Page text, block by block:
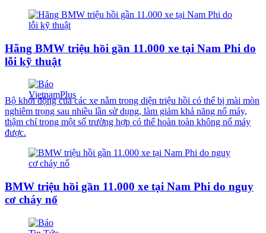
Hãng BMW triệu hồi gần 11.000 xe tại Nam Phi do
lỗi kỹ thuật
Bộ khởi động của các xe nằm trong diện triệu hồi có thể bị mài mòn
nghiêm trọng sau nhiều lần sử dụng, làm giảm khả năng nổ máy,
thậm chí trong một số trường hợp có thể hoàn toàn không nổ máy
được.
BMW triệu hồi gần 11.000 xe tại Nam Phi do nguy
cơ cháy nổ